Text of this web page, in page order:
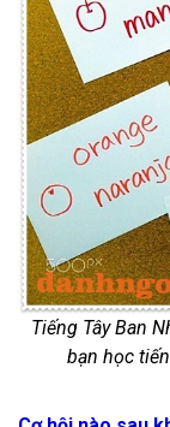
Tiếng Tây Ban
bạn học